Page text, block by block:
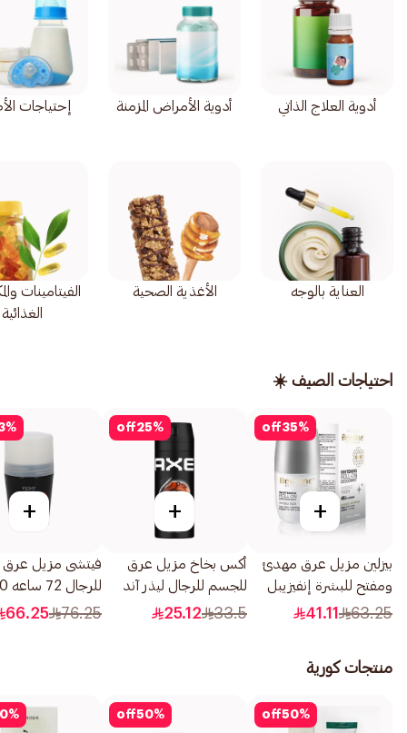
أدوية العلاج الذاتي أدوية الأمراض المزمنة إحتياجات
العناية بالوجه الأغذية الصحية
الفيتامينات
الغذائية
احتياجات الصيف ☀️
35%
off
+
بيزلين مزيل عرق مهدئ
ومفتح للبشرة إنفيزيبل
تاتش رول أون 50مل
63.25
41.11
25%
off
+
أكس بخاخ مزيل عرق
للجسم للرجال ليذر آند
كوكيز 150مل
33.5
25.12
%
+
فيتشى مزيل عرق
للرجال 72 ساعه 50مل
76.25
66.25
منتجات كورية
50%
off
50%
off
%